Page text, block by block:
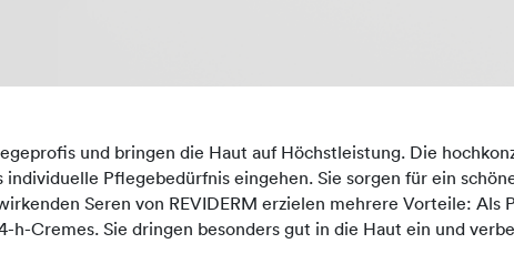
und bringen die Haut auf Höchstleistung. Die
individuelle Pflegebedürfnis eingehen. Sie sorgen für ein
Seren von REVIDERM erzielen mehrere Vorteile:
h-Cremes. Sie dringen besonders gut in die Haut ein und